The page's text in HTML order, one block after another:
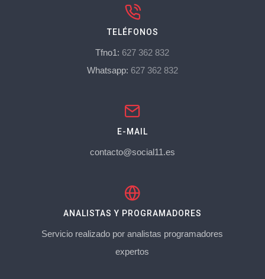
TELÉFONOS
Tfno1: 627 362 832
Whatsapp: 627 362 832
E-MAIL
contacto@social11.es
ANALISTAS Y PROGRAMADORES
Servicio realizado por analistas programadores
expertos